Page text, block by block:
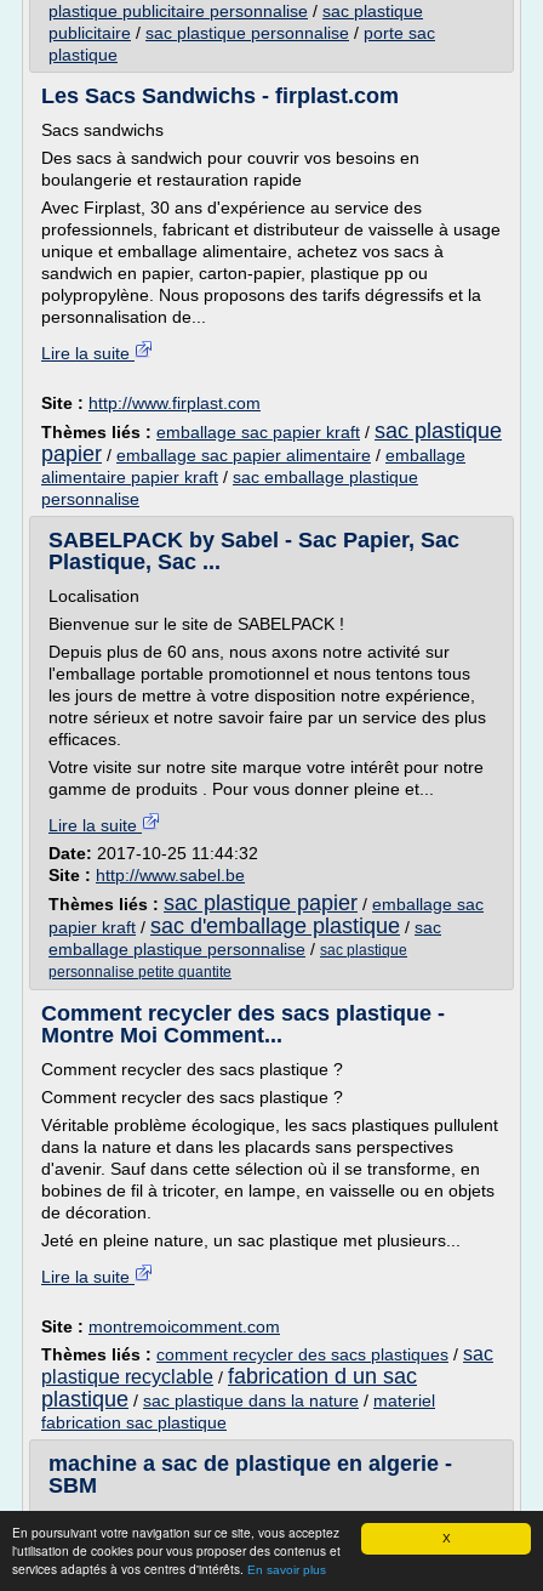
X
En poursuivant votre navigation sur ce site, vous acceptez
l'utilisation de cookies pour vous proposer des contenus et
services adaptés à vos centres d'intérêts. En savoir plus
plastique publicitaire personnalise / sac plastique
publicitaire / sac plastique personnalise / porte sac
plastique
Les Sacs Sandwichs - firplast.com
Sacs sandwichs
Des sacs à sandwich pour couvrir vos besoins en
boulangerie et restauration rapide
Avec Firplast, 30 ans d'expérience au service des
professionnels, fabricant et distributeur de vaisselle à usage
unique et emballage alimentaire, achetez vos sacs à
sandwich en papier, carton-papier, plastique pp ou
polypropylène. Nous proposons des tarifs dégressifs et la
personnalisation de...
Lire la suite
Site : http://www.firplast.com
Thèmes liés : emballage sac papier kraft / sac plastique
papier / emballage sac papier alimentaire / emballage
alimentaire papier kraft / sac emballage plastique
personnalise
SABELPACK by Sabel - Sac Papier, Sac
Plastique, Sac ...
Localisation
Bienvenue sur le site de SABELPACK !
Depuis plus de 60 ans, nous axons notre activité sur
l'emballage portable promotionnel et nous tentons tous
les jours de mettre à votre disposition notre expérience,
notre sérieux et notre savoir faire par un service des plus
efficaces.
Votre visite sur notre site marque votre intérêt pour notre
gamme de produits . Pour vous donner pleine et...
Lire la suite
Date: 2017-10-25 11:44:32
Site : http://www.sabel.be
Thèmes liés : sac plastique papier / emballage sac
papier kraft / sac d'emballage plastique / sac
emballage plastique personnalise / sac plastique
personnalise petite quantite
Comment recycler des sacs plastique -
Montre Moi Comment...
Comment recycler des sacs plastique ?
Comment recycler des sacs plastique ?
Véritable problème écologique, les sacs plastiques pullulent
dans la nature et dans les placards sans perspectives
d'avenir. Sauf dans cette sélection où il se transforme, en
bobines de fil à tricoter, en lampe, en vaisselle ou en objets
de décoration.
Jeté en pleine nature, un sac plastique met plusieurs...
Lire la suite
Site : montremoicomment.com
Thèmes liés : comment recycler des sacs plastiques / sac
plastique recyclable / fabrication d un sac
plastique / sac plastique dans la nature / materiel
fabrication sac plastique
machine a sac de plastique en algerie -
SBM
vente de couvert en plastique en algerie Petites annonces
... Trouver une petite annonce algerie rapidement et
simplement vente de couvert en plastique en algerie. ...